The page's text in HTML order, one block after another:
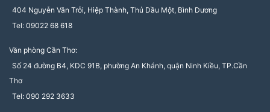
404 Nguyễn Văn Trỗi, Hiệp Thành, Thủ Dầu Một, Bình Dương
Tel: 09022 68 618
Văn phòng Cần Thơ:
Số 24 đường B4, KDC 91B, phường An Khánh, quận Ninh Kiều, TP.Cần
Thơ
Tel: 090 292 3633